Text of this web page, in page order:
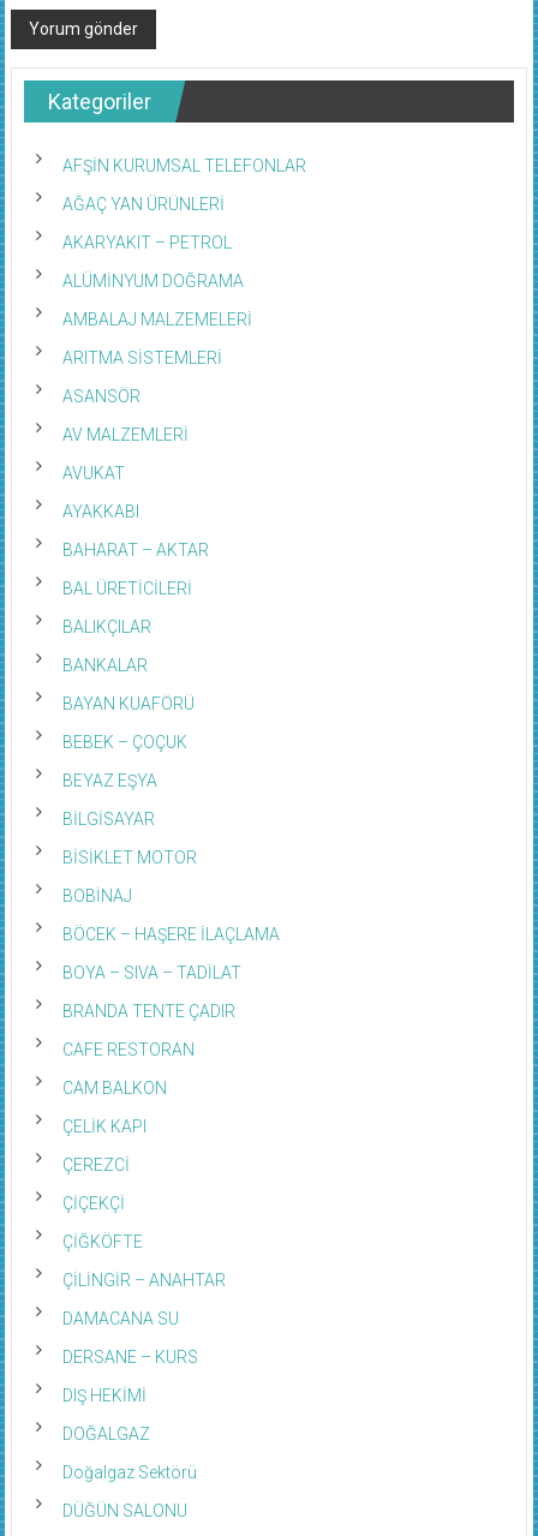
Kategoriler
AFŞİN KURUMSAL TELEFONLAR
AĞAÇ YAN ÜRÜNLERİ
AKARYAKIT – PETROL
ALÜMİNYUM DOĞRAMA
AMBALAJ MALZEMELERİ
ARITMA SİSTEMLERİ
ASANSÖR
AV MALZEMLERİ
AVUKAT
AYAKKABI
BAHARAT – AKTAR
BAL ÜRETİCİLERİ
BALIKÇILAR
BANKALAR
BAYAN KUAFÖRÜ
BEBEK – ÇOÇUK
BEYAZ EŞYA
BİLGİSAYAR
BİSİKLET MOTOR
BOBİNAJ
BÖCEK – HAŞERE İLAÇLAMA
BOYA – SIVA – TADİLAT
BRANDA TENTE ÇADIR
CAFE RESTORAN
CAM BALKON
ÇELİK KAPI
ÇEREZCİ
ÇİÇEKÇİ
ÇİĞKÖFTE
ÇİLİNGİR – ANAHTAR
DAMACANA SU
DERSANE – KURS
DIŞ HEKİMİ
DOĞALGAZ
Doğalgaz Sektörü
DÜĞÜN SALONU